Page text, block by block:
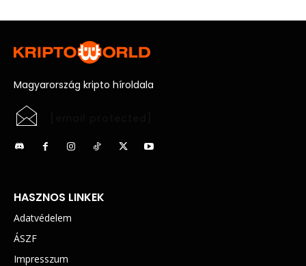
Magyarország kripto híroldala
HASZNOS LINKEK
Adatvédelem
ÁSZF
Impresszum